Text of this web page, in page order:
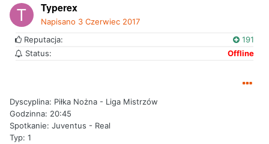
Typerex
Napisano 3 Czerwiec 2017
Reputacja:
191
Status:
Offline
Dyscyplina: Piłka Nożna - Liga Mistrzów
Godzinna: 20:45
Spotkanie: Juventus - Real
Typ: 1